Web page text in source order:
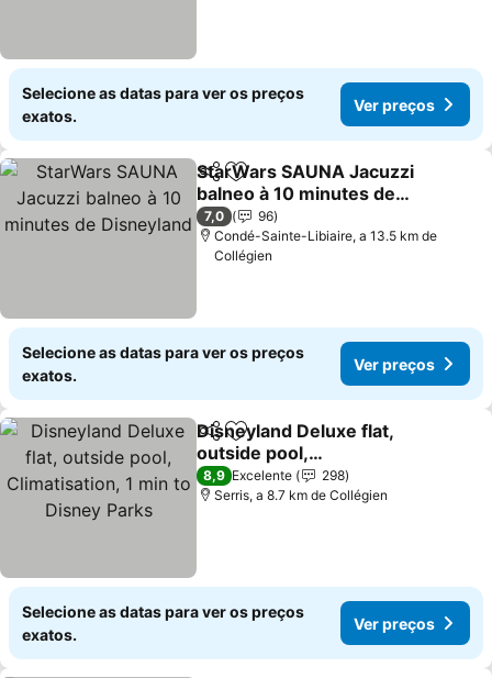
Selecione as datas para ver os preços
exatos.
Ver preços
PartilharAdicionar aos favoritos
StarWars SAUNA Jacuzzi
balneo à 10 minutes de
Disneyland
7,0
96
Condé-Sainte-Libiaire, a 13.5 km de
Collégien
Selecione as datas para ver os preços
exatos.
Ver preços
PartilharAdicionar aos favoritos
Disneyland Deluxe flat,
outside pool,
Climatisation, 1 min to
Disney Parks
8,9 Excelente
298
Serris, a 8.7 km de Collégien
Selecione as datas para ver os preços
exatos.
Ver preços